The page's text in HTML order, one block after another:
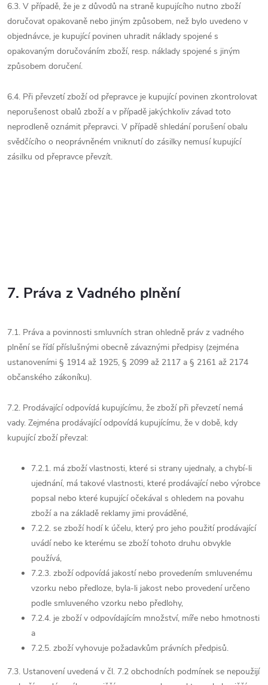
6.3. V případě, že je z důvodů na straně kupujícího nutno zboží
doručovat opakovaně nebo jiným způsobem, než bylo uvedeno v
objednávce, je kupující povinen uhradit náklady spojené s
opakovaným doručováním zboží, resp. náklady spojené s jiným
způsobem doručení.
6.4. Při převzetí zboží od přepravce je kupující povinen zkontrolovat
neporušenost obalů zboží a v případě jakýchkoliv závad toto
neprodleně oznámit přepravci. V případě shledání porušení obalu
svědčícího o neoprávněném vniknutí do zásilky nemusí kupující
zásilku od přepravce převzít.
7. Práva z Vadného plnění
7.1. Práva a povinnosti smluvních stran ohledně práv z vadného
plnění se řídí příslušnými obecně závaznými předpisy (zejména
ustanoveními § 1914 až 1925, § 2099 až 2117 a § 2161 až 2174
občanského zákoníku).
7.2. Prodávající odpovídá kupujícímu, že zboží při převzetí nemá
vady. Zejména prodávající odpovídá kupujícímu, že v době, kdy
kupující zboží převzal:
7.2.1. má zboží vlastnosti, které si strany ujednaly, a chybí-li
ujednání, má takové vlastnosti, které prodávající nebo výrobce
popsal nebo které kupující očekával s ohledem na povahu
zboží a na základě reklamy jimi prováděné,
7.2.2. se zboží hodí k účelu, který pro jeho použití prodávající
uvádí nebo ke kterému se zboží tohoto druhu obvykle
používá,
7.2.3. zboží odpovídá jakostí nebo provedením smluvenému
vzorku nebo předloze, byla-li jakost nebo provedení určeno
podle smluveného vzorku nebo předlohy,
7.2.4. je zboží v odpovídajícím množství, míře nebo hmotnosti
a
7.2.5. zboží vyhovuje požadavkům právních předpisů.
7.3. Ustanovení uvedená v čl. 7.2 obchodních podmínek se nepoužijí